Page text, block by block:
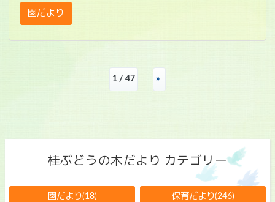
園だより
1 / 47 »
桂ぶどうの木だより カテゴリー
園だより(18) 保育だより(246)